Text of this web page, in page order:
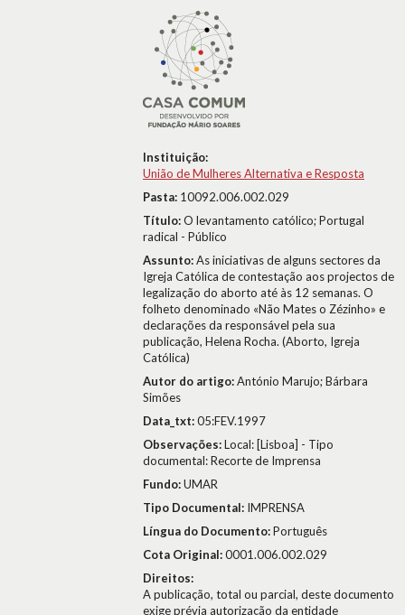
Instituição:
União de Mulheres Alternativa e Resposta
Pasta: 10092.006.002.029
Título:O levantamento católico; Portugal
radical - Público
Assunto:As iniciativas de alguns sectores da
Igreja Católica de contestação aos projectos de
legalização do aborto até às 12 semanas. O
folheto denominado «Não Mates o Zézinho» e
declarações da responsável pela sua
publicação, Helena Rocha. (Aborto, Igreja
Católica)
Autor do artigo:António Marujo; Bárbara
Simões
Data_txt:05:FEV.1997
Observações:Local: [Lisboa] - Tipo
documental: Recorte de Imprensa
Fundo:UMAR
Tipo Documental: IMPRENSA
Língua do Documento:Português
Cota Original:0001.006.002.029
Direitos:
A publicação, total ou parcial, deste documento
exige prévia autorização da entidade